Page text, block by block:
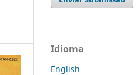
Idioma
English